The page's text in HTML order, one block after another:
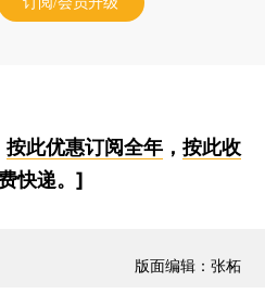
按此优惠订阅全年， 按此收
快递。]
版面编辑：张柘